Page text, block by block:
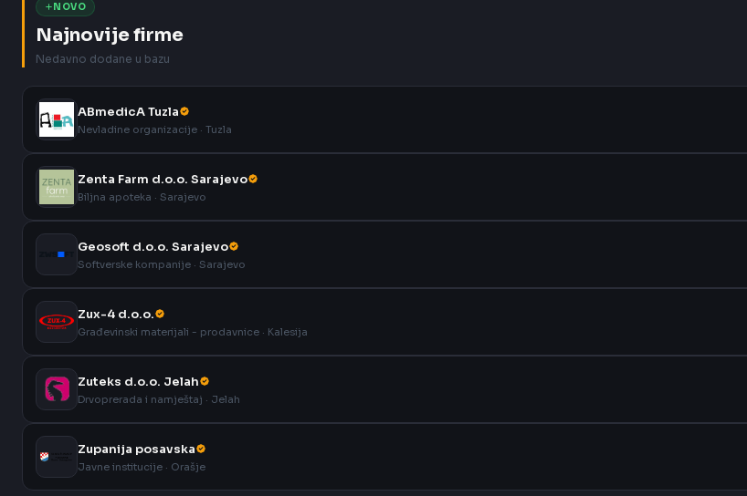
NOVO
Najnovije firme
Nedavno dodane u bazu
ABmedicA Tuzla
Nevladine organizacije · Tuzla
Zenta Farm d.o.o. Sarajevo
Biljna apoteka · Sarajevo
Geosoft d.o.o. Sarajevo
Softverske kompanije · Sarajevo
Zux-4 d.o.o.
Građevinski materijali - prodavnice · Kalesija
Zuteks d.o.o. Jelah
Drvoprerada i namještaj · Jelah
Zupanija posavska
Javne institucije · Orašje